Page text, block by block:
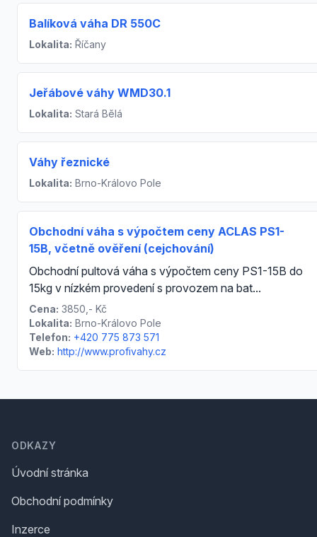
Balíková váha DR 550C
Lokalita: Říčany
Jeřábové váhy WMD30.1
Lokalita: Stará Bělá
Váhy řeznické
Lokalita: Brno-Královo Pole
Obchodní váha s výpočtem ceny ACLAS PS1-
15B, včetně ověření (cejchování)
Obchodní pultová váha s výpočtem ceny PS1-15B do
15kg v nízkém provedení s provozem na bat...
Cena: 3850,- Kč
Lokalita: Brno-Královo Pole
Telefon: +420 775 873 571
Web: http://www.profivahy.cz
ODKAZY
Úvodní stránka
Obchodní podmínky
Inzerce